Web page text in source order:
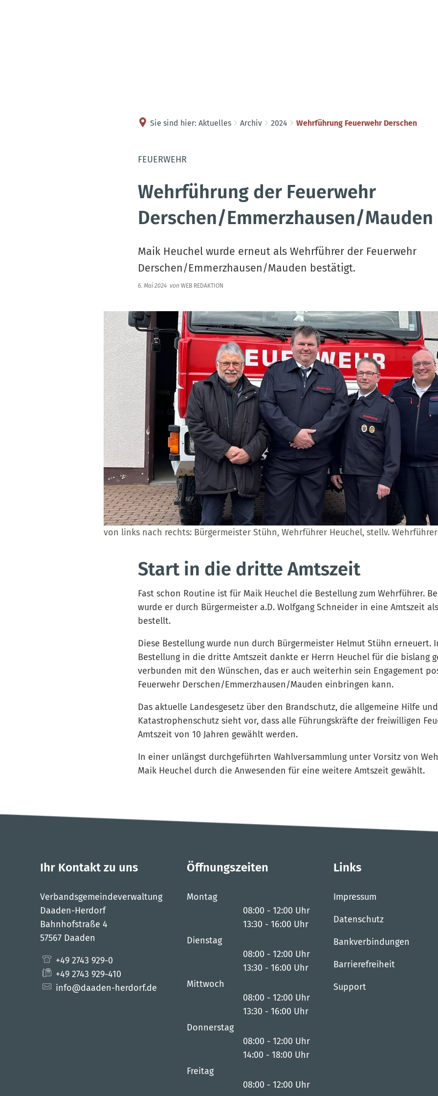
Sie sind hier: Aktuelles Archiv 2024 Wehrführung Feuerwehr Derschen
FEUERWEHR
Wehrführung der Feuerwehr
Derschen/Emmerzhausen/Mauden
Maik Heuchel wurde erneut als Wehrführer der Feuerwehr
Derschen/Emmerzhausen/Mauden bestätigt.
6. Mai 2024 von WEB REDAKTION
von links nach rechts: Bürgermeister Stühn, Wehrführer Heuchel, stellv.
Start in die dritte Amtszeit
Fast schon Routine ist für Maik Heuchel die Bestellung zum Wehrführer.
wurde er durch Bürgermeister a.D. Wolfgang Schneider in eine Amtszeit
bestellt.
Diese Bestellung wurde nun durch Bürgermeister Helmut Stühn erneuert.
Bestellung in die dritte Amtszeit dankte er Herrn Heuchel für die bislang
verbunden mit den Wünschen, das er auch weiterhin sein Engagement
Feuerwehr Derschen/Emmerzhausen/Mauden einbringen kann.
Das aktuelle Landesgesetz über den Brandschutz, die allgemeine Hilfe
Katastrophenschutz sieht vor, dass alle Führungskräfte der freiwilligen
Amtszeit von 10 Jahren gewählt werden.
In einer unlängst durchgeführten Wahlversammlung unter Vorsitz von
Maik Heuchel durch die Anwesenden für eine weitere Amtszeit gewählt.
Ihr Kontakt zu uns
Verbandsgemeindeverwaltung
Daaden-Herdorf
Bahnhofstraße 4
57567 Daaden
+49 2743 929-0
+49 2743 929-410
info@daaden-herdorf.de
Öffnungszeiten
Montag
08:00 - 12:00 Uhr
Von 08:00 bis 12:00 Uhr
13:30 - 16:00 Uhr
Von 13:30 bis 16:00 Uhr
Dienstag
08:00 - 12:00 Uhr
Von 08:00 bis 12:00 Uhr
13:30 - 16:00 Uhr
Von 13:30 bis 16:00 Uhr
Mittwoch
08:00 - 12:00 Uhr
Von 08:00 bis 12:00 Uhr
13:30 - 16:00 Uhr
Donnerstag
08:00 - 12:00 Uhr
Von 08:00 bis 12:00 Uhr
14:00 - 18:00 Uhr
Freitag
08:00 - 12:00 Uhr
Links
Impressum
Datenschutz
Bankverbindungen
Barrierefreiheit
Support